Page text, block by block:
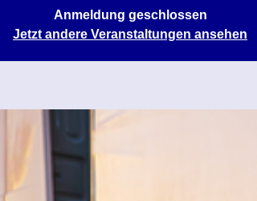
Anmeldung geschlossen
Jetzt andere Veranstaltungen ansehen